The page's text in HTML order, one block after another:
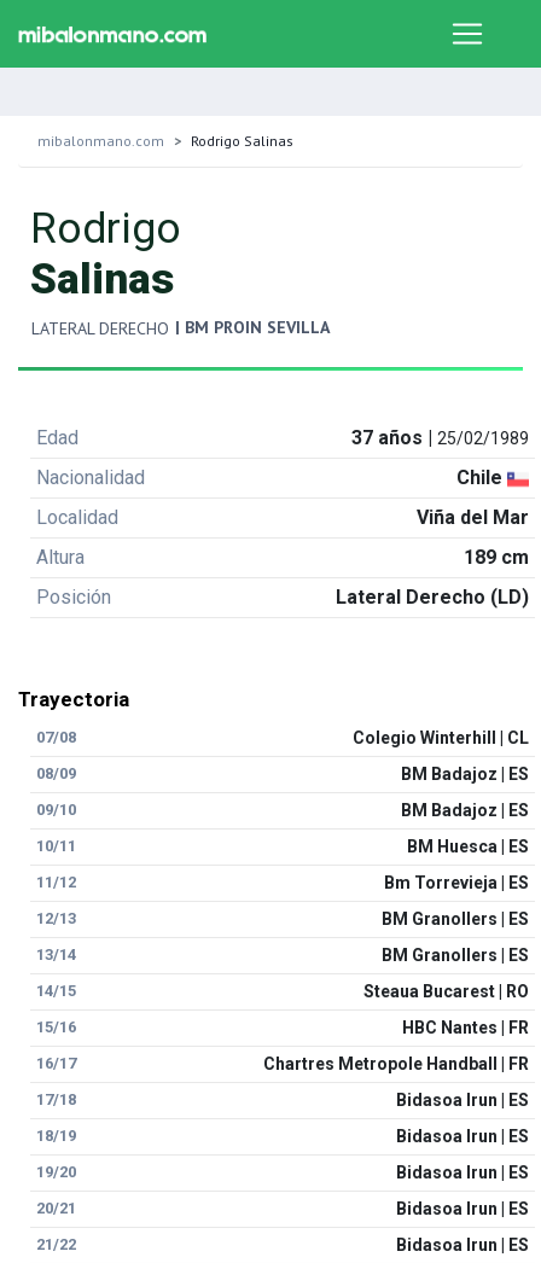
mibalonmano.com Rodrigo Salinas
Rodrigo
Salinas
LATERAL DERECHO | BM PROIN SEVILLA
Edad 37 años |25/02/1989
Nacionalidad
Chile
Localidad
Viña del Mar
Altura
189 cm
Posición
Lateral Derecho (LD)
Trayectoria
07/08 Colegio Winterhill | CL
08/09 BM Badajoz | ES
09/10 BM Badajoz | ES
10/11 BM Huesca | ES
11/12 Bm Torrevieja | ES
12/13 BM Granollers | ES
13/14 BM Granollers | ES
14/15 Steaua Bucarest | RO
15/16 HBC Nantes | FR
16/17 Chartres Metropole Handball | FR
17/18 Bidasoa Irun | ES
18/19 Bidasoa Irun | ES
19/20 Bidasoa Irun | ES
20/21 Bidasoa Irun | ES
21/22 Bidasoa Irun | ES